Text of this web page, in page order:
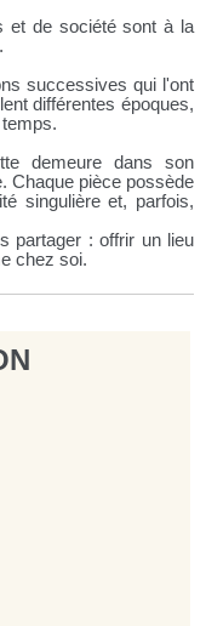
et de société sont à la
successives qui l'ont
différentes époques,
demeure dans son
Chaque pièce possède
singulière et, parfois,
partager : offrir un lieu
chez soi.